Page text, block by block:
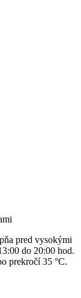
pred vysokými
do 20:00 hod.
prekročí 35 °C.